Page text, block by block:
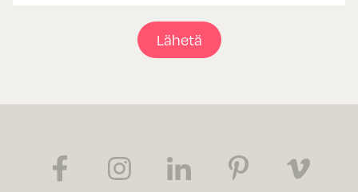
Lähetä